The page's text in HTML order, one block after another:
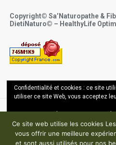
Confidentialité et cookies : ce site
utiliser ce site Web, vous acceptez
consultez :En savoir plus
Copyright© Sa’Naturopathe &
DietiNaturo© – HealthyLife
Copyright ©
Sana Bel Hassin
Mentions légales – Politique
Ce site web utilise les cookies
vous offrir une meilleure
et sont aussi utilisés pour nos